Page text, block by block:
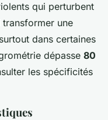
qui perturbent
transformer une
dans certaines
dépasse 80
les spécificités